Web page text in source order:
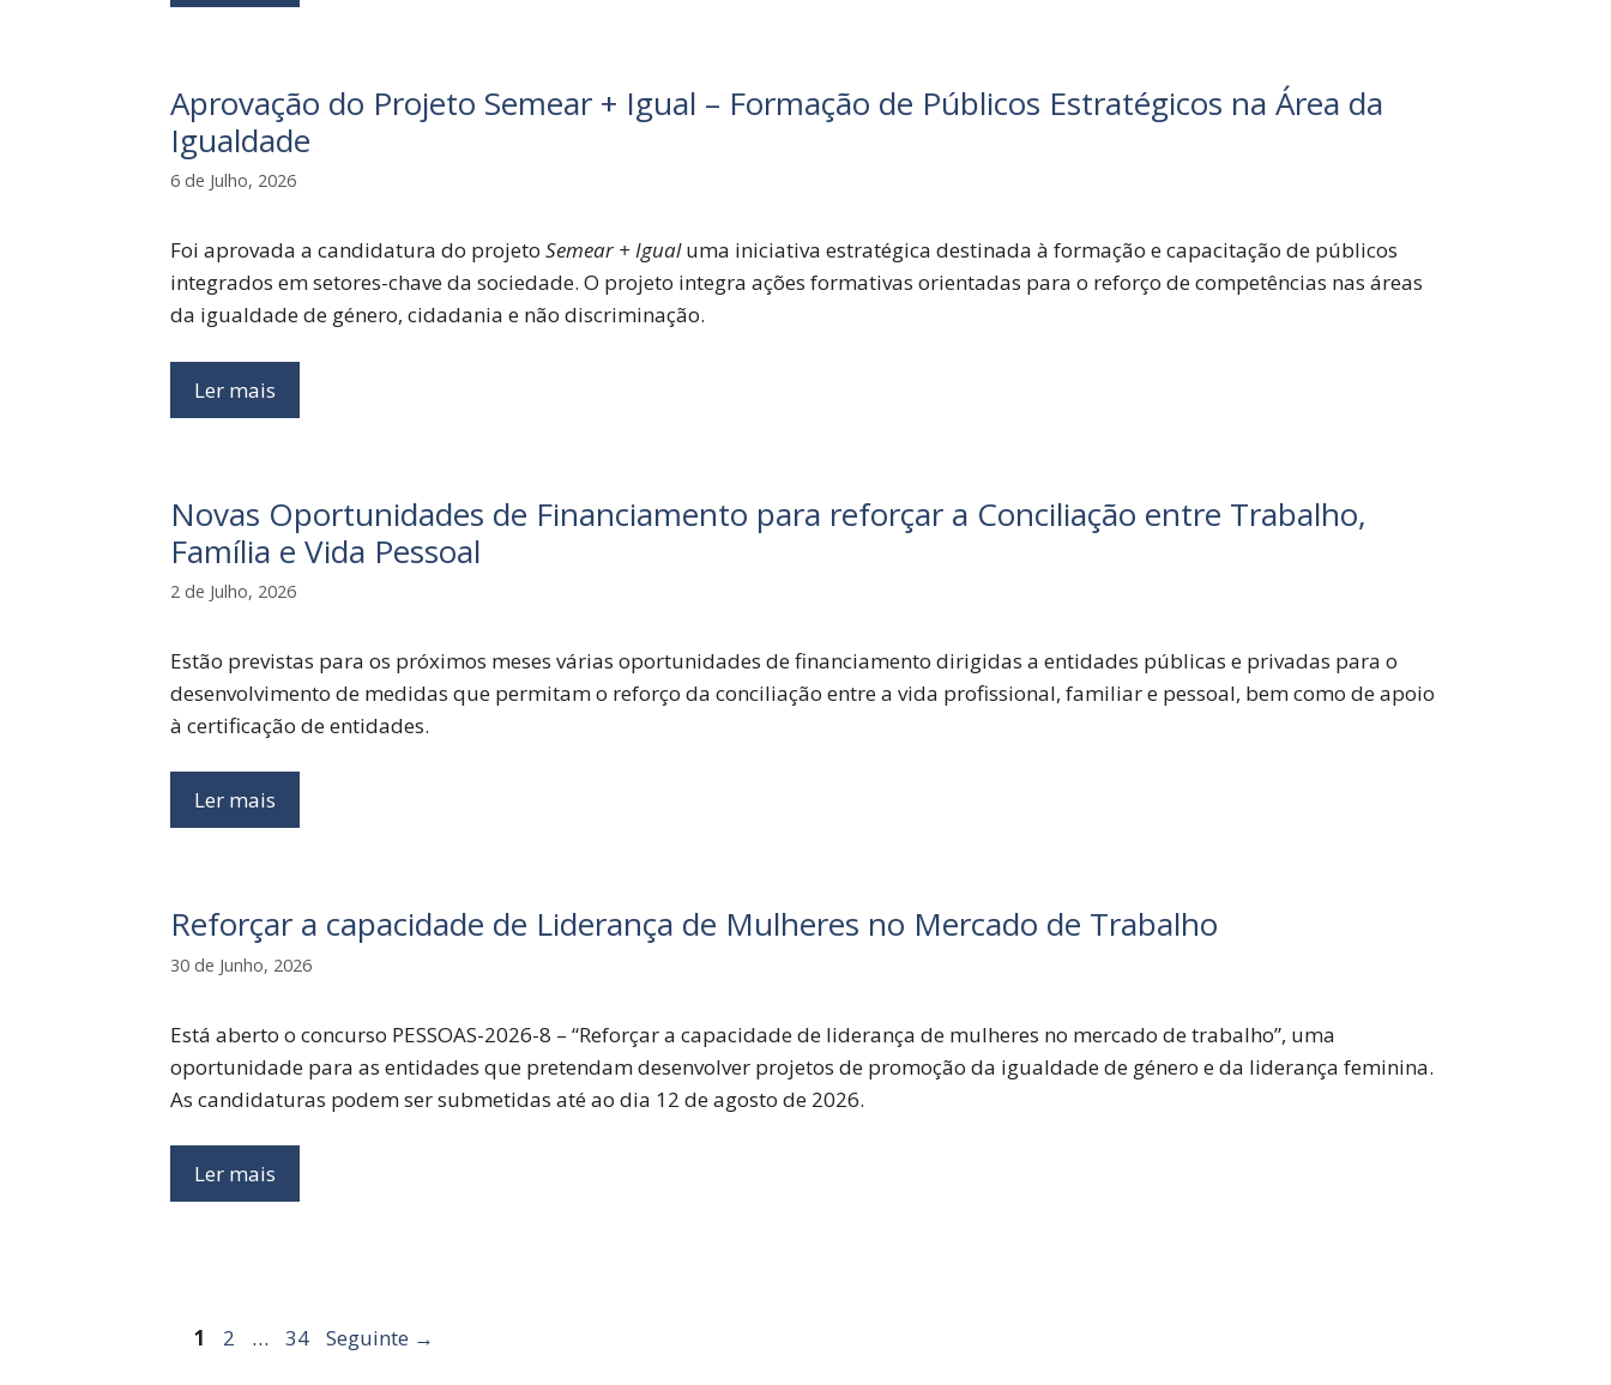
Aprovação do Projeto Semear + Igual – Formação de Públicos Estratégicos na Área da
Igualdade
6 de Julho, 2026
Foi aprovada a candidatura do projeto Semear + Igualuma iniciativa estratégica destinada à formação e capacitação de públicos
integrados em setores-chave da sociedade. O projeto integra ações formativas orientadas para o reforço de competências nas áreas
da igualdade de género, cidadania e não discriminação.
Ler mais
Novas Oportunidades de Financiamento para reforçar a Conciliação entre Trabalho,
Família e Vida Pessoal
2 de Julho, 2026
Estão previstas para os próximos meses várias oportunidades de financiamento dirigidas a entidades públicas e privadas para o
desenvolvimento de medidas que permitam o reforço da conciliação entre a vida profissional, familiar e pessoal, bem como de apoio
à certificação de entidades.
Ler mais
Reforçar a capacidade de Liderança de Mulheres no Mercado de Trabalho
30 de Junho, 2026
Está aberto o concurso PESSOAS-2026-8 – “Reforçar a capacidade de liderança de mulheres no mercado de trabalho”, uma
oportunidade para as entidades que pretendam desenvolver projetos de promoção da igualdade de género e da liderança feminina.
As candidaturas podem ser submetidas até ao dia 12 de agosto de 2026.
Ler mais
Página
1 Página
2 … Página
34 Seguinte →